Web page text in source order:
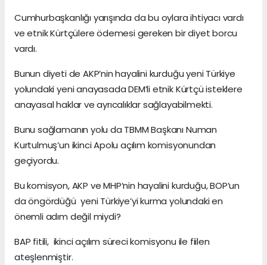
Cumhurbaşkanlığı yarışında da bu oylara ihtiyacı vardı
ve etnik Kürtçülere ödemesi gereken bir diyet borcu
vardı.
Bunun diyeti de AKP’nin hayalini kurduğu yeni Türkiye
yolundaki yeni anayasada DEM’li etnik Kürtçü isteklere
anayasal haklar ve ayrıcalıklar sağlayabilmekti.
Bunu sağlamanın yolu da TBMM Başkanı Numan
Kurtulmuş’un ikinci Apolu açılım komisyonundan
geçiyordu.
Bu komisyon, AKP ve MHP’nin hayalini kurduğu, BOP’un
da öngördüğü yeni Türkiye’yi kurma yolundaki en
önemli adım değil miydi?
BAP fitili, ikinci açılım süreci komisyonu ile fiilen
ateşlenmiştir.